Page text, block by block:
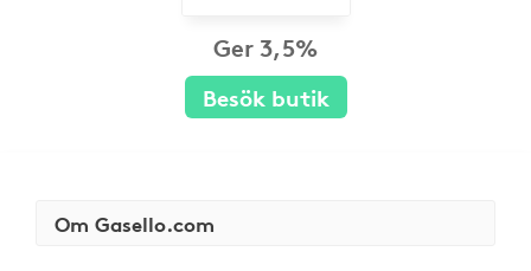
Ger 3,5%
Besök butik
Om Gasello.com